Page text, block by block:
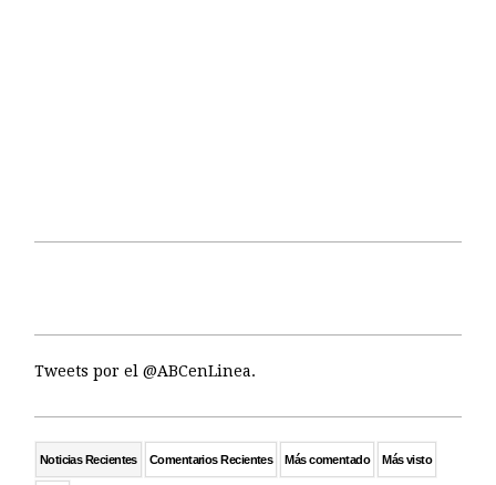
Tweets por el @ABCenLinea.
Noticias Recientes Comentarios Recientes Más comentado Más visto